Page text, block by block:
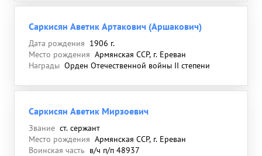
Саркисян Аветик Артакович (Аршакович)
Дата рождения 1906 г.
Место рождения Армянская ССР, г. Ереван
Награды Орден Отечественной войны II степени
Саркисян Аветик Мирзоевич
Звание ст. сержант
Место рождения Армянская ССР, г. Ереван
Воинская часть в/ч п/п 48937